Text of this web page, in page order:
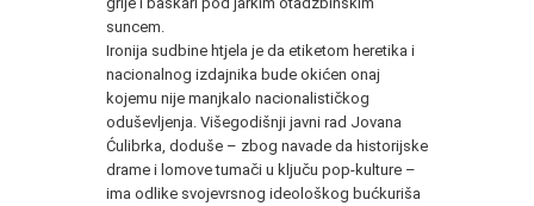
suncem.
Ironija sudbine htjela je da etiketom heretika i
nacionalnog izdajnika bude okićen onaj
kojemu nije manjkalo nacionalističkog
oduševljenja. Višegodišnji javni rad Jovana
Ćulibrka, doduše – zbog navade da historijske
drame i lomove tumači u ključu pop-kulture –
ima odlike svojevrsnog ideološkog bućkuriša